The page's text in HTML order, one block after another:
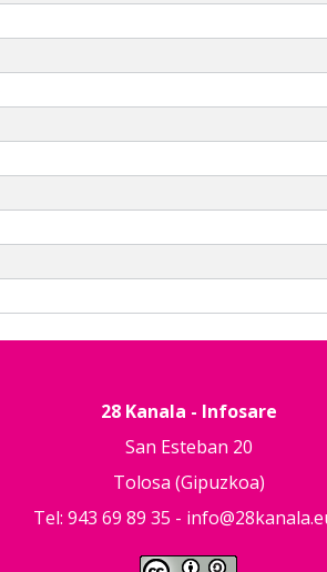
28 Kanala - Infosare
San Esteban 20
Tolosa (Gipuzkoa)
Tel: 943 69 89 35 -